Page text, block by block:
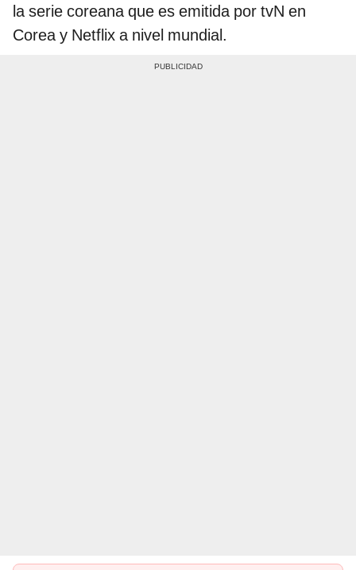
la serie coreana que es emitida por tvN en
Corea y Netflix a nivel mundial.